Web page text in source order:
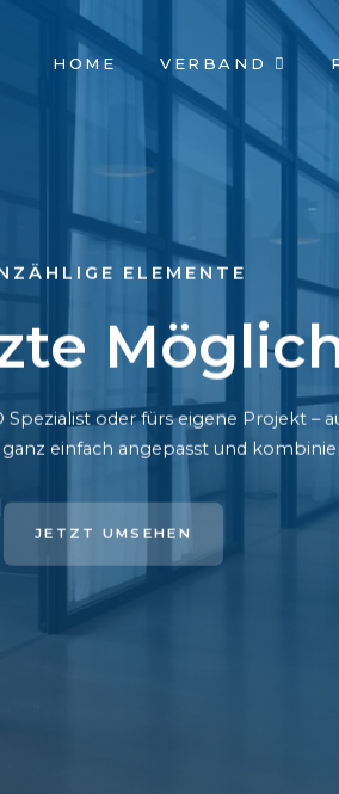
NAVIGATION
ÜBERSPRINGEN
HOME VERBAND
ELEMENTE
oder fürs eigene Projekt –
einfach angepasst und
JETZT UMSEHEN